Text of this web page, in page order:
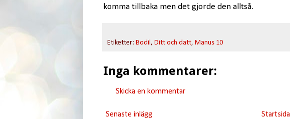
komma tillbaka men det gjorde den alltså.
Etiketter: Bodil, Ditt och datt, Manus 10
Inga kommentarer:
Skicka en kommentar
Senaste inlägg Startsida